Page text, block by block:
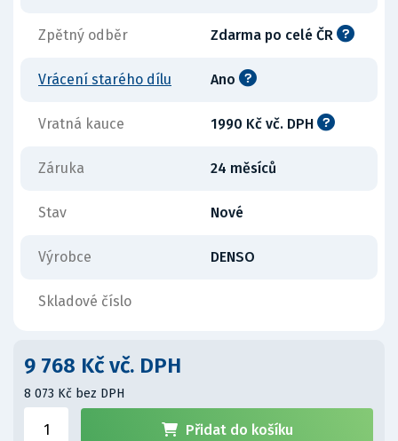
Zpětný odběr Zdarma po celé ČR
Vrácení starého dílu Ano
Vratná kauce 1990 Kč vč. DPH
Záruka 24 měsíců
Stav Nové
Výrobce DENSO
Skladové číslo
9 768 Kč vč. DPH
8 073 Kč bez DPH
Přidat do košíku